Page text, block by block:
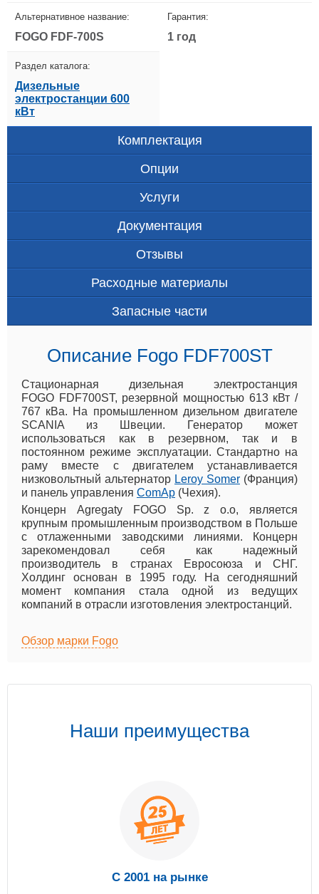
Альтернативное название:
FOGO FDF-700S
Гарантия:
1 год
Раздел каталога:
Дизельные
электростанции 600
кВт
Комплектация
Опции
Услуги
Документация
Отзывы
Расходные материалы
Запасные части
Описание Fogo FDF700ST
Стационарная дизельная электростанция
FOGO FDF700ST, резервной мощностью 613 кВт /
767 кВа. На промышленном дизельном двигателе
SCANIA из Швеции. Генератор может
использоваться как в резервном, так и в
постоянном режиме эксплуатации. Стандартно на
раму вместе с двигателем устанавливается
низковольтный альтернатор Leroy Somer (Франция)
и панель управления ComAp (Чехия).
Концерн Agregaty FOGO Sp. z o.o, является
крупным промышленным производством в Польше
с отлаженными заводскими линиями. Концерн
зарекомендовал себя как надежный
производитель в странах Евросоюза и СНГ.
Холдинг основан в 1995 году. На сегодняшний
момент компания стала одной из ведущих
компаний в отрасли изготовления электростанций.
Обзор марки Fogo
Наши преимущества
С 2001 на рынке